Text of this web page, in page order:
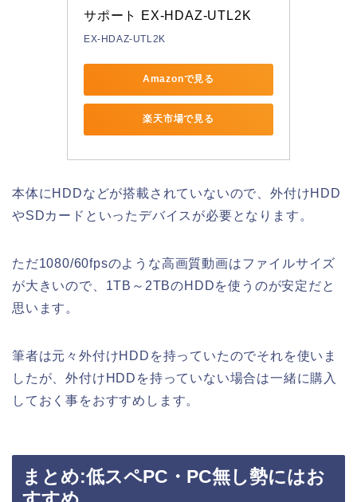
サポート EX-HDAZ-UTL2K
EX-HDAZ-UTL2K
Amazonで見る
楽天市場で見る
本体にHDDなどが搭載されていないので、外付けHDD
やSDカードといったデバイスが必要となります。
ただ1080/60fpsのような高画質動画はファイルサイズ
が大きいので、1TB～2TBのHDDを使うのが安定だと
思います。
筆者は元々外付けHDDを持っていたのでそれを使いま
したが、外付けHDDを持っていない場合は一緒に購入
しておく事をおすすめします。
まとめ:低スペPC・PC無し勢にはお